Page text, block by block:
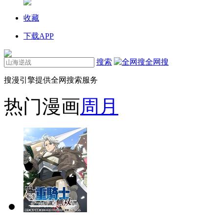
收藏
下载APP
搜索 全网搜
搜漫引擎提供全网搜索服务
热门漫画周 月